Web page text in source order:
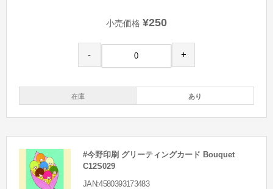
小売価格 ¥250
- +
在庫 あり
#今野印刷 グリーティングカード Bouquet
C12S029
JAN:4580393173483